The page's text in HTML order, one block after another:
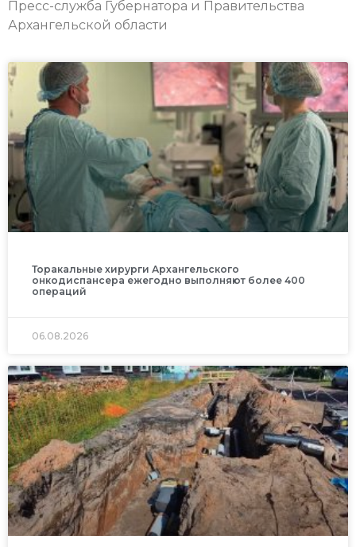
Пресс-служба Губернатора и Правительства
Архангельской области
Торакальные хирурги Архангельского
онкодиспансера ежегодно выполняют более 400
операций
06.08.2026